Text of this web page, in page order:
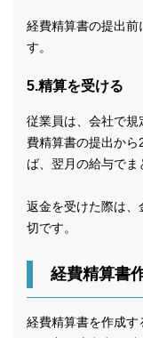
経費精算書の提出
す。
5.精算を受ける
従業員は、会社で
費精算書の提出か
ば、翌月の給与でま
返金を受けた際は
切です。
経費精算書
経費精算書を作成す